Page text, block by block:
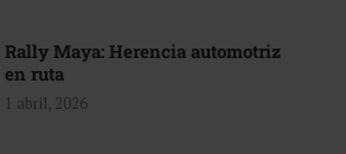
Rally Maya: Herencia automotriz
en ruta
1 abril, 2026